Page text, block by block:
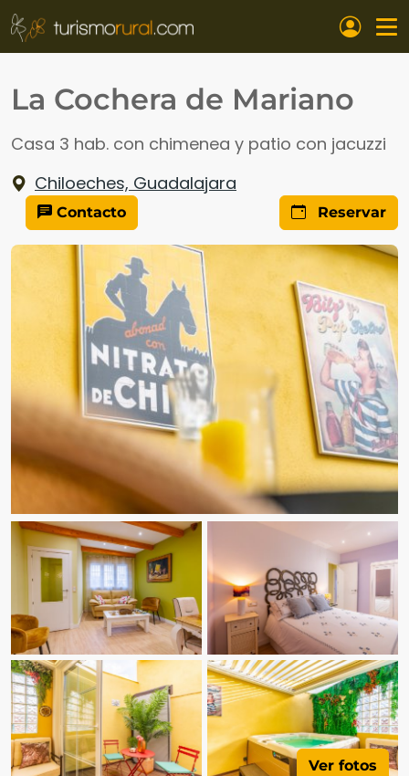
Pasar al contenido principal
La Cochera de Mariano
Casa 3 hab. con chimenea y patio con jacuzzi
Chiloeches, Guadalajara
Contacto Reservar
Ver fotos